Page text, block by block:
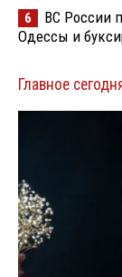
6
ВС России
Одессы и
Главное